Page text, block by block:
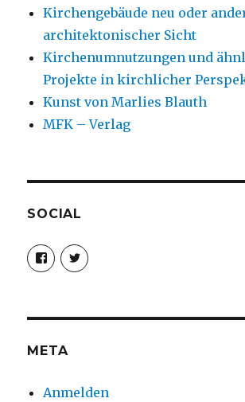
Kirchengebäude neu oder
architektonischer Sicht
Kirchenumnutzungen und
Projekte in kirchlicher
Kunst von Marlies Blauth
MFK – Verlag
SOCIAL
Profil
von
christoph.fleischer1
anzeigen
Profil
von
anzeigen
META
Anmelden